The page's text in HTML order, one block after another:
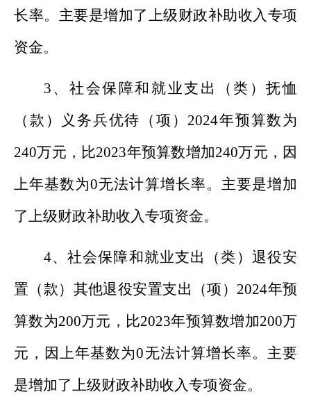
长率。主要是增加了上级财政补助收入专项
资金。
3 、 社会保障和就业支出（类）抚恤
（款）
义务兵优待 （项） 2024年预算数为
240万元，比2023年预算数增加240万元， 因
上年基数为0无法计算增长率。主要是增加
了上级财政补助收入专项资金。
4、 社会保障和就业支出（类） 退役安
置 （款） 其他退役安置支出 （项） 2024年预
算数为200万元，比2023年预算数增加200万
元， 因上年基数为0无法计算增长率。主要
是增加了上级财政补助收入专项资金。